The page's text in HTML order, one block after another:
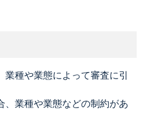
種や業態によって審査に引
、業種や業態などの制約があ